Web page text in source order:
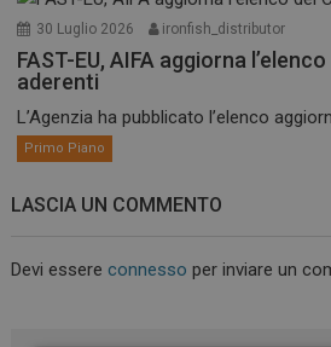
30 Luglio 2026 ironfish_distributor
FAST-EU, AIFA aggiorna
aderenti
L’Agenzia ha pubblicato l’elenco
Primo Piano
LASCIA UN COMMENTO
Devi essereconnesso per inviare un